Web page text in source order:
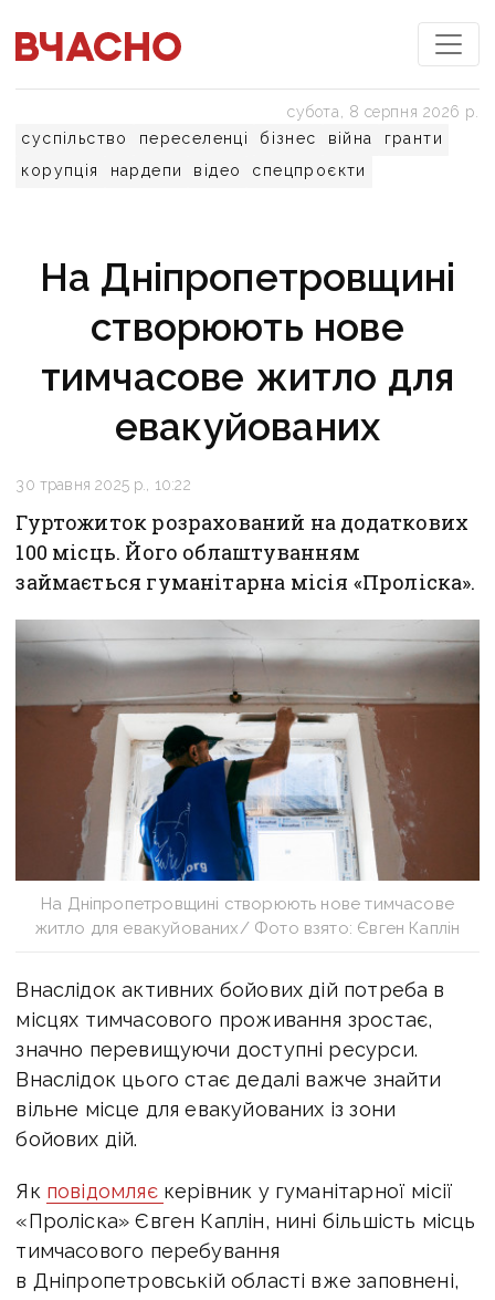
суспільство переселенці бізнес війна
гранти
корупція
нардепи відео спецпроєкти
субота, 8 серпня 2026 р.
На Дніпропетровщині
створюють нове
тимчасове житло для
евакуйованих
30 травня 2025 р., 10:22
Гуртожиток розрахований на додаткових
100 місць. Його облаштуванням
займається гуманітарна місія «Проліска».
На Дніпропетровщині створюють нове тимчасове
житло для евакуйованих/ Фото взято: Євген Каплін
Внаслідок активних бойових дій потреба в
місцях тимчасового проживання зростає,
значно перевищуючи доступні ресурси.
Внаслідок цього стає дедалі важче знайти
вільне місце для евакуйованих із зони
бойових дій.
Як повідомляє керівник у гуманітарної місії
«Проліска» Євген Каплін, нині більшість місць
тимчасового перебування
в Дніпропетровській області вже заповнені,